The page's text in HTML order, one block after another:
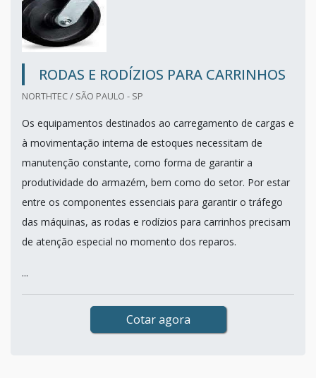
RODAS E RODÍZIOS PARA CARRINHOS
NORTHTEC / SÃO PAULO - SP
Os equipamentos destinados ao carregamento de cargas e
à movimentação interna de estoques necessitam de
manutenção constante, como forma de garantir a
produtividade do armazém, bem como do setor. Por estar
entre os componentes essenciais para garantir o tráfego
das máquinas, as rodas e rodízios para carrinhos precisam
de atenção especial no momento dos reparos.
...
Cotar agora